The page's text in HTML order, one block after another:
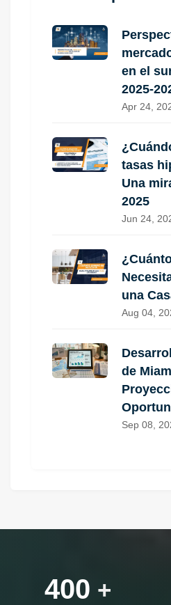
en el
2025-
Apr 24,
tasas
Una
2025
Jun 24,
una
Aug 04,
de
Sep 08,
400 +